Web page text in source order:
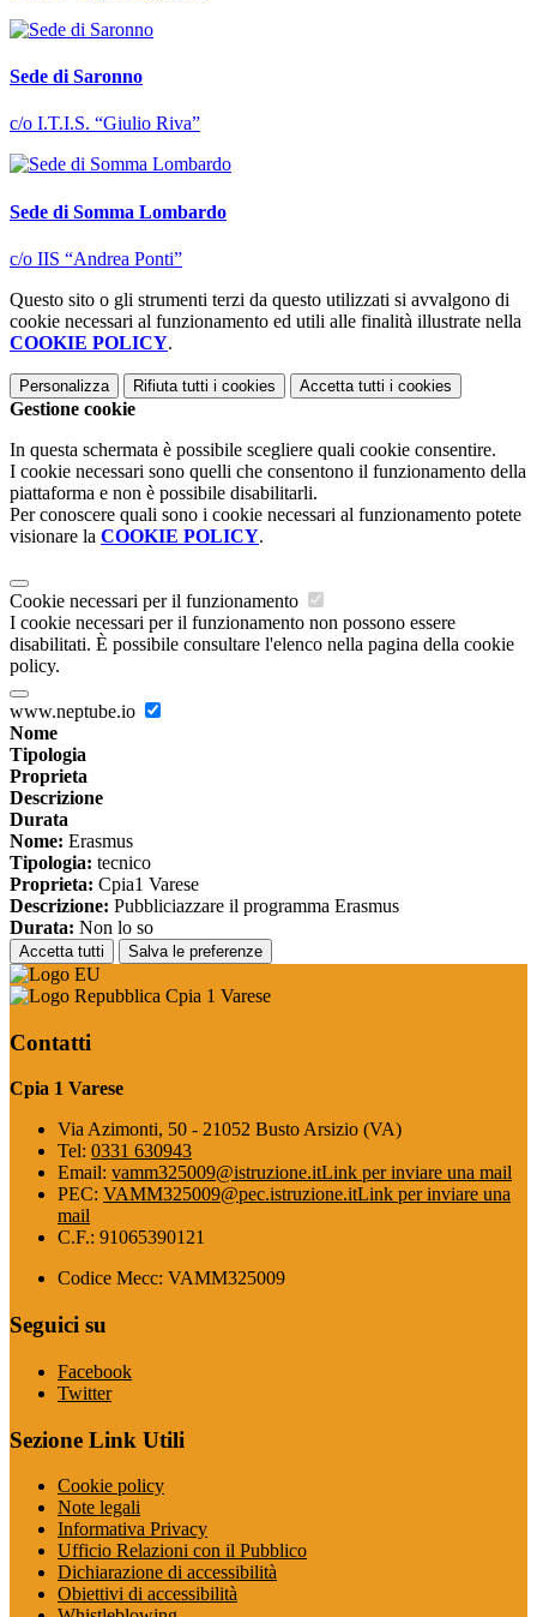
Sede di Saronno
c/o I.T.I.S. “Giulio Riva”
Sede di Somma Lombardo
c/o IIS “Andrea Ponti”
Questo sito o gli strumenti terzi da questo utilizzati si avvalgono di
cookie necessari al funzionamento ed utili alle finalità illustrate nella
COOKIE POLICY.
Personalizza Rifiuta tutti i cookies Accetta tutti i cookies
Gestione cookie
In questa schermata è possibile scegliere quali cookie consentire.
I cookie necessari sono quelli che consentono il funzionamento della
piattaforma e non è possibile disabilitarli.
Per conoscere quali sono i cookie necessari al funzionamento potete
visionare la COOKIE POLICY.
Cookie necessari per il funzionamento
I cookie necessari per il funzionamento non possono essere
disabilitati. È possibile consultare l'elenco nella pagina della cookie
policy.
www.neptube.io
Nome
Tipologia
Proprieta
Descrizione
Durata
Nome: Erasmus
Tipologia: tecnico
Proprieta: Cpia1 Varese
Descrizione: Pubbliciazzare il programma Erasmus
Durata: Non lo so
Accetta tutti Salva le preferenze
Cpia 1 Varese
Contatti
Cpia 1 Varese
Via Azimonti, 50 - 21052 Busto Arsizio (VA)
Tel: 0331 630943
Email: vamm325009@istruzione.itLink per inviare una mail
PEC: VAMM325009@pec.istruzione.itLink per inviare una
mail
C.F.: 91065390121
Codice Mecc: VAMM325009
Seguici su
Facebook
Twitter
Sezione Link Utili
Cookie policy
Note legali
Informativa Privacy
Ufficio Relazioni con il Pubblico
Dichiarazione di accessibilità
Obiettivi di accessibilità